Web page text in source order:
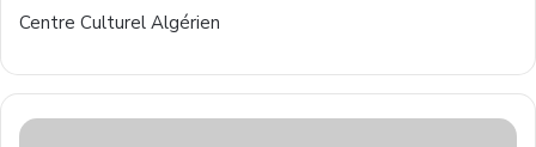
Centre Culturel Algérien